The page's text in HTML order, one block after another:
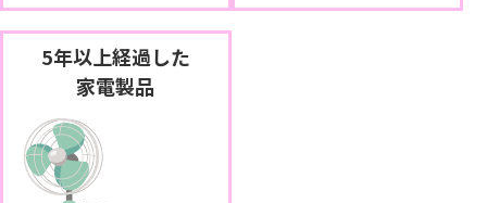
5年以上経過した
家電製品